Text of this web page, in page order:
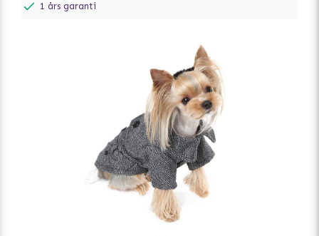
1 års garanti